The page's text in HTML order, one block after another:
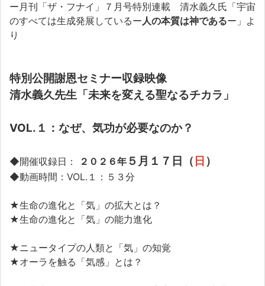
ー月刊「ザ・フナイ」７月号特別連載 清水義久氏「宇宙
のすべては生成発展しているー人の本質は神であるー」よ
り
特別公開謝恩セミナー収録映像
清水義久先生「未来を変える聖なるチカラ」
VOL.１：なぜ、気功が必要なのか？
◆開催収録日： ２０２６年 ５月１７日（ 日 ）
◆動画時間：VOL.１：５３分
★生命の進化と「気」の拡大とは？
★生命の進化と「気」の能力進化
★ニュータイプの人類と「気」の知覚
★オーラを触る「気感」とは？